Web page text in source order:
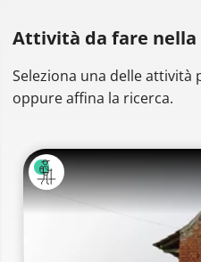
Attività da fare nella
Seleziona una delle
oppure affina la ricerca.